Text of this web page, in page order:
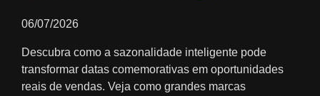
06/07/2026
Descubra como a sazonalidade inteligente pode
transformar datas comemorativas em oportunidades
reais de vendas. Veja como grandes marcas